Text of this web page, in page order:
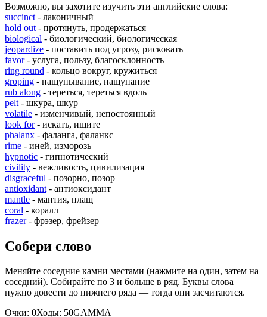
Возможно, вы захотите изучить эти английские слова:
succinct - лаконичный
hold out - протянуть, продержаться
biological - биологический, биологическая
jeopardize - поставить под угрозу, рисковать
favor- услуга, пользу, благосклонность
ring round - кольцо вокруг, кружиться
groping - нащупывание, нащупание
rub along - тереться, тереться вдоль
pelt - шкура, шкур
volatile - изменчивый, непостоянный
look for- искать, ищите
phalanx - фаланга, фаланкс
rime - иней, изморозь
hypnotic - гипнотический
civility - вежливость, цивилизация
disgraceful - позорно, позор
antioxidant - антиоксидант
mantle - мантия, плащ
coral - коралл
frazer- фрэзер, фрейзер
Собери слово
Меняйте соседние камни местами (нажмите на один, затем на
соседний). Собирайте по 3 и больше в ряд. Буквы слова
нужно довести до нижнего ряда — тогда они засчитаются.
Очки: 0Ходы: 50GAMMA